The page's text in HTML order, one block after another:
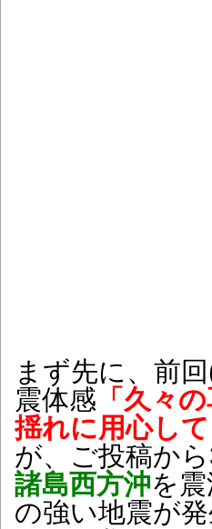
まず先に、前
震体感 「久々
揺れに用心して
が、ご投稿か
諸島西方沖を
の強い地震が